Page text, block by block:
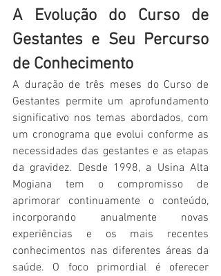
A Evolução do Curso de
Gestantes e Seu Percurso
de Conhecimento
A duração de três meses do Curso de
Gestantes permite um aprofundamento
significativo nos temas abordados, com
um cronograma que evolui conforme as
necessidades das gestantes e as etapas
da gravidez. Desde 1998, a Usina Alta
Mogiana tem o compromisso de
aprimorar continuamente o conteúdo,
incorporando anualmente novas
experiências e os mais recentes
conhecimentos nas diferentes áreas da
saúde. O foco primordial é oferecer